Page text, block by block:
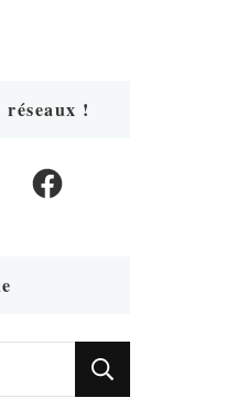
réseaux !
Facebook